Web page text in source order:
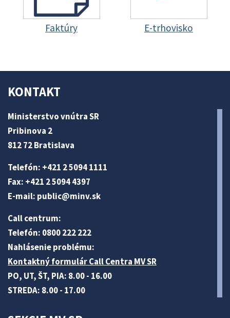
Faktúry E-trhovisko
KONTAKT
Ministerstvo vnútra SR
Pribinova 2
812 72 Bratislava
Telefón: +421 2 5094 1111
Fax: +421 2 5094 4397
E-mail: public@minv.sk
Call centrum:
Telefón: 0800 222 222
Nahlásenie problému:
Kontaktný formulár Call Centra MV SR
PO, UT, ŠT, PIA: 8.00 - 16.00
STREDA: 8.00 - 17.00